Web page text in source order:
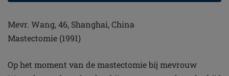
Mevr. Wang, 46, Shanghai, China
Mastectomie (1991)
Op het moment van de mastectomie bij mevrouw